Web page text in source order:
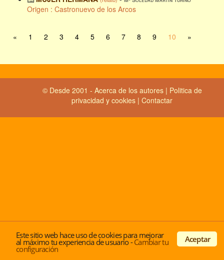
Este sitio web hace uso de cookies para mejorar
al máximo tu experiencia de usuario-Cambiar tu
configuración
Aceptar
Origen : Castronuevo de los Arcos
« 1 2 3 4 5 6 7 8 9 10 »
© Desde 2001 - Acerca de los autores| Politica de
privacidad y cookies | Contactar